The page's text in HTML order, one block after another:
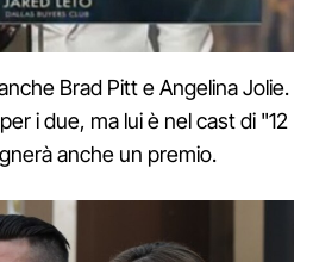
Brad Pitt e Angelina Jolie.
i due, ma lui è nel cast di "12
anche un premio.